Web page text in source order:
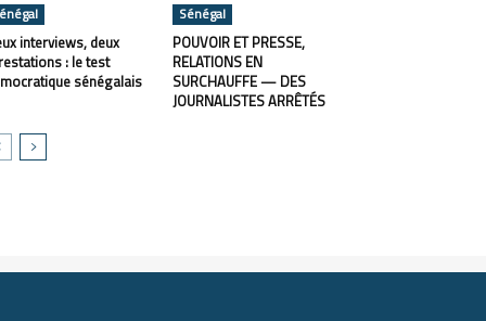
interviews, deux
: le test
sénégalais
Sénégal
POUVOIR ET PRESSE,
RELATIONS EN
SURCHAUFFE — DES
JOURNALISTES ARRÊTÉS